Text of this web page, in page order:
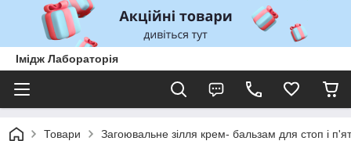
Імідж Лабораторія
Товари Загоювальне зілля крем- бальзам для стоп і п'ят